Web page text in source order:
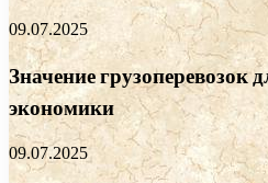
09.07.2025
Значение грузоперевозок
экономики
09.07.2025